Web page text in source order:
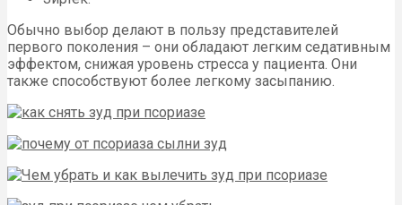
Обычно выбор делают в пользу представителей
первого поколения – они обладают легким седативным
эффектом, снижая уровень стресса у пациента. Они
также способствуют более легкому засыпанию.